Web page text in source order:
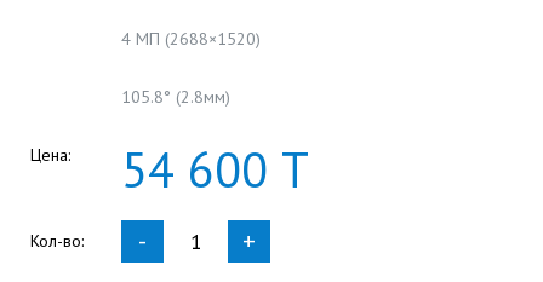
4 МП (2688×1520)
105.8° (2.8мм)
Цена: 54 600 Т
Кол-во: - +